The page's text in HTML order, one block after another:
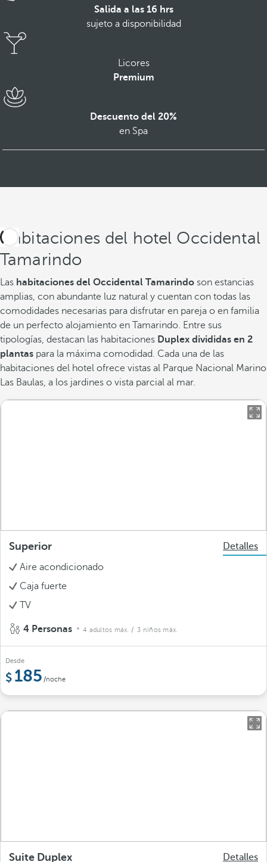
Salida a las 16 hrs
sujeto a disponibilidad
Licores
Premium
Descuento del 20%
en Spa
Habitaciones del hotel Occidental
Tamarindo
Las habitaciones del Occidental Tamarindo son estancias
amplias, con abundante luz natural y cuentan con todas las
comodidades necesarias para disfrutar en pareja o en familia
de un perfecto alojamiento en Tamarindo. Entre sus
tipologías, destacan las habitaciones Duplex divididas en 2
plantas para la máxima comodidad. Cada una de las
habitaciones del hotel ofrece vistas al Parque Nacional Marino
Las Baulas, a los jardines o vista parcial al mar.
Superior
Detalles
Aire acondicionado
Caja fuerte
TV
4 Personas 4 adultos máx. / 3 niños máx.
Desde
185 /noche
Suite Duplex
Detalles